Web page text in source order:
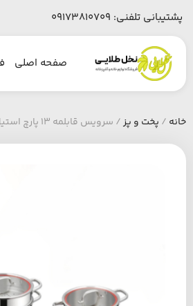
پشتیبانی تلفنی: 09173810709
صفحه اصلی
خانه / پخت و پز/ سرویس قابلمه ۱۳ پارچ استیل نیولند NL-2925